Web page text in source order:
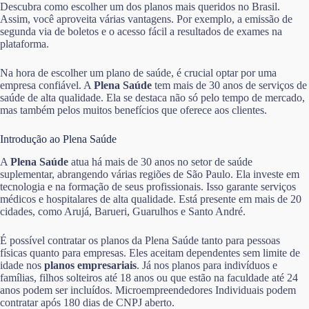
Descubra como escolher um dos planos mais queridos no Brasil.
Assim, você aproveita várias vantagens. Por exemplo, a emissão de
segunda via de boletos e o acesso fácil a resultados de exames na
plataforma.
Na hora de escolher um plano de saúde, é crucial optar por uma
empresa confiável. A Plena Saúde tem mais de 30 anos de serviços de
saúde de alta qualidade. Ela se destaca não só pelo tempo de mercado,
mas também pelos muitos benefícios que oferece aos clientes.
Introdução ao Plena Saúde
A Plena Saúde atua há mais de 30 anos no setor de saúde
suplementar, abrangendo várias regiões de São Paulo. Ela investe em
tecnologia e na formação de seus profissionais. Isso garante serviços
médicos e hospitalares de alta qualidade. Está presente em mais de 20
cidades, como Arujá, Barueri, Guarulhos e Santo André.
É possível contratar os planos da Plena Saúde tanto para pessoas
físicas quanto para empresas. Eles aceitam dependentes sem limite de
idade nos planos empresariais. Já nos planos para indivíduos e
famílias, filhos solteiros até 18 anos ou que estão na faculdade até 24
anos podem ser incluídos. Microempreendedores Individuais podem
contratar após 180 dias de CNPJ aberto.